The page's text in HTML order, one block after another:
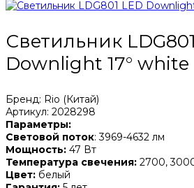
Светильник
Downlight 17° white
Бренд: Rio (Китай)
Артикул: 2028298
Параметры:
Световой поток: 3969-4632 лм
Мощность: 47 Вт
Температура свечения: 2700,
Цвет: белый